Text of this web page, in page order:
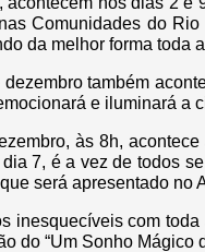
Comunidades do
da melhor forma toda
dezembro também
e iluminará a
às 8h,
7, é a vez de todos
será apresentado no
inesquecíveis com
do “Um Sonho Mágico